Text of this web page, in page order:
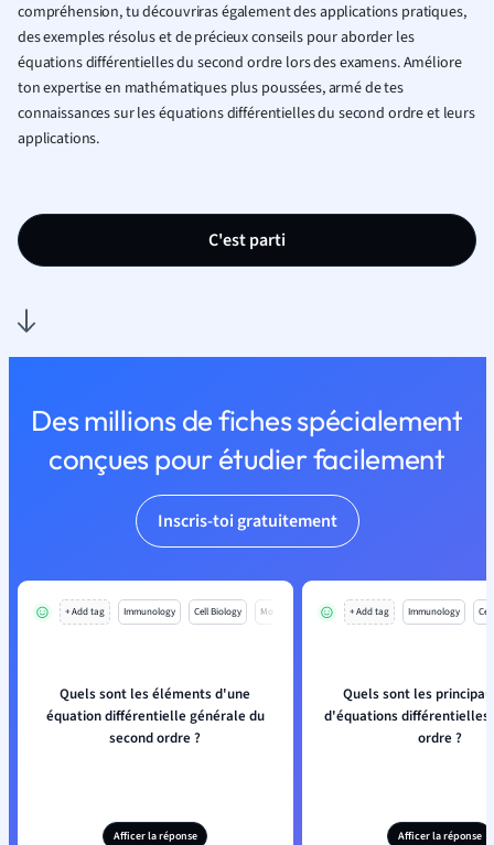
compréhension, tu découvriras également des applications pratiques,
des exemples résolus et de précieux conseils pour aborder les
équations différentielles du second ordre lors des examens. Améliore
ton expertise en mathématiques plus poussées, armé de tes
connaissances sur les équations différentielles du second ordre et leurs
applications.
C'est parti
Des millions de fiches spécialement
conçues pour étudier facilement
Inscris-toi gratuitement
+ Add tag Immunology Cell Biology Mo
Quels sont les éléments d'une
équation différentielle générale du
second ordre ?
Afficer la réponse
+ Add tag Immunology
Quels sont les
d'équations différentielles
ordre ?
Afficer la réponse